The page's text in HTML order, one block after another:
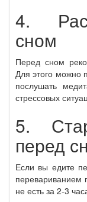
4.
сном
Перед сном
Для этого можно
послушать
стрессовых
5.
перед
Если вы едите
перевариванием
не есть за 2-3